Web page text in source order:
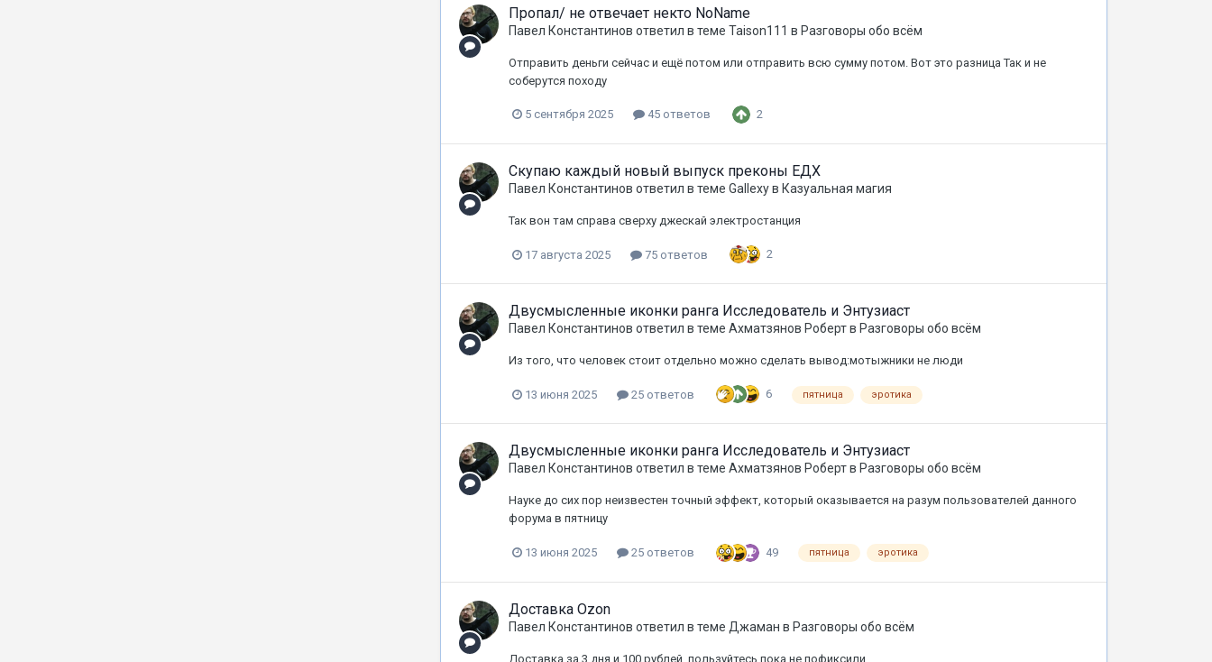
Пропал/ не отвечает некто NoName
Павел Константинов ответил в теме Taison111 в Разговоры обо всём
Отправить деньги сейчас и ещё потом или отправить всю сумму потом. Вот это разница Так и не
соберутся походу
5 сентября 2025 45 ответов 2
Скупаю каждый новый выпуск преконы ЕДХ
Павел Константинов ответил в теме Gallexyв Казуальная магия
Так вон там справа сверху джескай электростанция
17 августа 2025 75 ответов 2
Двусмысленные иконки ранга Исследователь и Энтузиаст
Павел Константинов ответил в теме Ахматзянов Робертв Разговоры обо всём
Из того, что человек стоит отдельно можно сделать вывод:мотыжники не люди
13 июня 2025 25 ответов 6 пятница эротика
Двусмысленные иконки ранга Исследователь и Энтузиаст
Павел Константинов ответил в теме Ахматзянов Робертв Разговоры обо всём
Науке до сих пор неизвестен точный эффект, который оказывается на разум пользователей данного
форума в пятницу
13 июня 2025 25 ответов 49 пятница эротика
Доставка Ozon
Павел Константинов ответил в теме Джаман в Разговоры обо всём
Доставка за 3 дня и 100 рублей, пользуйтесь пока не пофиксили